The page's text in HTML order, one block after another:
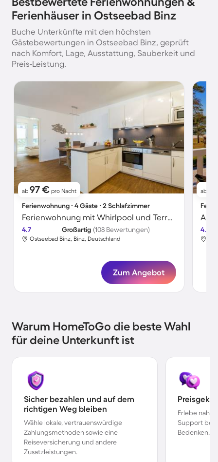
Ferienhäuser in Ostseebad Binz
Buche Unterkünfte mit den höchsten
Gästebewertungen in Ostseebad Binz, geprüft
nach Komfort, Lage, Ausstattung, Sauberkeit und
Preis-Leistung.
ab 97 € pro Nacht
Ferienwohnung ∙ 4 Gäste ∙ 2 Schlafzimmer
Ferienwohnung mit Whirlpool und Terrasse
4.7 Großartig (108 Bewertungen)
Ostseebad Binz, Binz, Deutschland
Zum Angebot
ab
4.8
Warum HomeToGo die beste Wahl
für deine Unterkunft ist
Sicher bezahlen und auf dem
richtigen Weg bleiben
Wähle lokale, vertrauenswürdige
Zahlungsmethoden sowie eine
Reiseversicherung und andere
Zusatzleistungen.
Erlebe
Support bei
Bedenken.